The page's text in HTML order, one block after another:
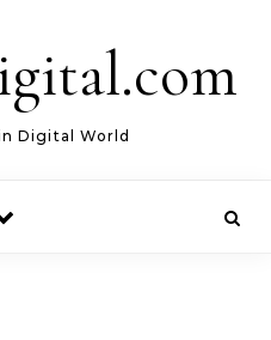
Digital World